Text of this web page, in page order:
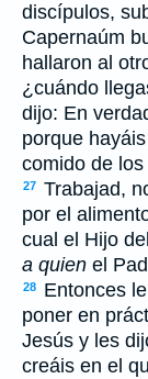
discípulos,
Capernaúm
hallaron al
¿cuándo
dijo: En
porque
comido de
27 Trabajad,
por el
cual el Hijo
a quien el
28
Entonces
poner en
Jesús y les
creáis en el